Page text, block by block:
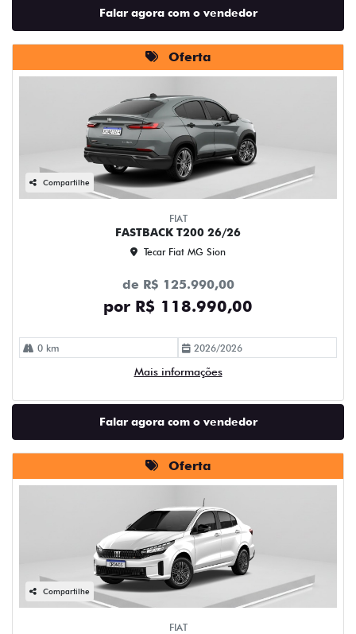
Falar agora com o vendedor
Oferta
Compartilhe
FIAT
FASTBACK T200 26/26
Tecar Fiat MG Sion
de R$ 125.990,00
por R$ 118.990,00
0 km 2026/2026
Mais informações
Falar agora com o vendedor
Oferta
Compartilhe
FIAT